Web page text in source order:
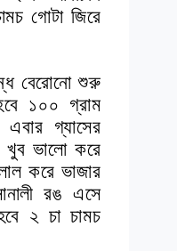
গোটা জিরে
বেরোনো শুরু
১০০ গ্রাম
গ্যাসের
খুব ভালো করে
করে ভাজার
রঙ এসে
২ চা চামচ